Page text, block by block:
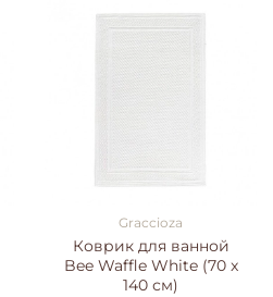
Graccioza
Коврик для ванной
Bee Waffle White (70 x
140 см)